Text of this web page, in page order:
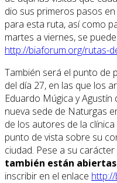
dio sus primeros pasos
para esta ruta, así como
martes a viernes, se
http://biaforum.org/rutas-
También será el punto de
del día 27, en las que los
Eduardo Múgica y
nueva sede de Naturgas
de los autores de la
punto de vista sobre su
ciudad. Pese a su
también están
inscribir en el enlace